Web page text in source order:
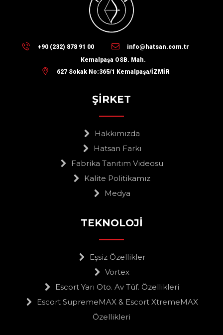
+90 (232) 878 91 00
info@hatsan.com.tr
Kemalpaşa OSB. Mah.
627 Sokak No:365/1 Kemalpaşa/İZMİR
ŞİRKET
Hakkımızda
Hatsan Farkı
Fabrika Tanıtım Videosu
Kalite Politikamız
Medya
TEKNOLOJİ
Eşsiz Özellikler
Vortex
Escort Yarı Oto. Av Tüf. Özellikleri
Escort SupremeMAX & Escort XtremeMAX
Özellikleri